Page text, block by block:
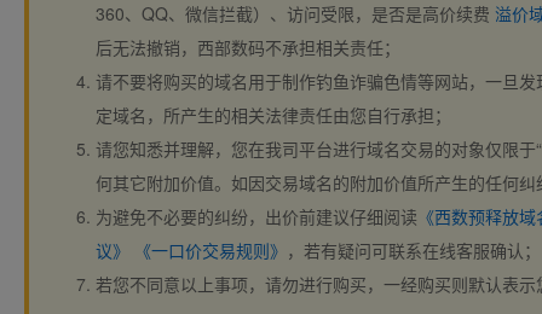
360、QQ、微信拦截）、访问受限，是否是高价续费 溢价
后无法撤销，西部数码不承担相关责任；
请不要将购买的域名用于制作钓鱼诈骗色情等网站，一旦
定域名，所产生的相关法律责任由您自行承担；
请您知悉并理解，您在我司平台进行域名交易的对象仅限于
何其它附加价值。如因交易域名的附加价值所产生的任何
为避免不必要的纠纷，出价前建议仔细阅读 《西数预释放
议》
《一口价交易规则》 ，若有疑问可联系在线客服确认；
若您不同意以上事项，请勿进行购买，一经购买则默认表